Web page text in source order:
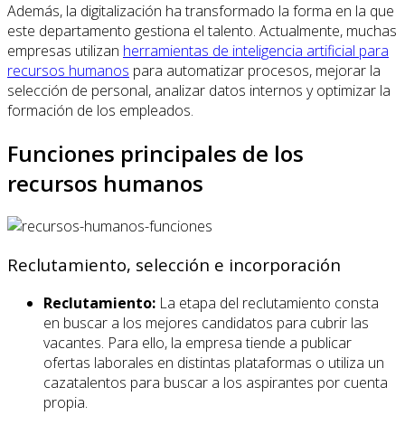
Además, la digitalización ha transformado la forma en la que
este departamento gestiona el talento. Actualmente, muchas
empresas utilizan herramientas de inteligencia artificial para
recursos humanos para automatizar procesos, mejorar la
selección de personal, analizar datos internos y optimizar la
formación de los empleados.
Funciones principales de los
recursos humanos
Reclutamiento, selección e incorporación
Reclutamiento: La etapa del reclutamiento consta
en buscar a los mejores candidatos para cubrir las
vacantes. Para ello, la empresa tiende a publicar
ofertas laborales en distintas plataformas o utiliza un
cazatalentos para buscar a los aspirantes por cuenta
propia.